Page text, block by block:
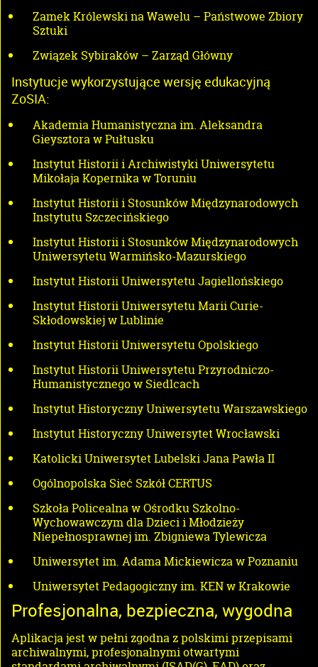
Zamek Królewski na Wawelu – Państwowe Zbiory
Sztuki
Związek Sybiraków – Zarząd Główny
Instytucje wykorzystujące wersję edukacyjną
ZoSIA:
Akademia Humanistyczna im. Aleksandra
Gieysztora w Pułtusku
Instytut Historii i Archiwistyki Uniwersytetu
Mikołaja Kopernika w Toruniu
Instytut Historii i Stosunków Międzynarodowych
Instytutu Szczecińskiego
Instytut Historii i Stosunków Międzynarodowych
Uniwersytetu Warmińsko-Mazurskiego
Instytut Historii Uniwersytetu Jagiellońskiego
Instytut Historii Uniwersytetu Marii Curie-
Skłodowskiej w Lublinie
Instytut Historii Uniwersytetu Opolskiego
Instytut Historii Uniwersytetu Przyrodniczo-
Humanistycznego w Siedlcach
Instytut Historyczny Uniwersytetu Warszawskiego
Instytut Historyczny Uniwersytet Wrocławski
Katolicki Uniwersytet Lubelski Jana Pawła II
Ogólnopolska Sieć Szkół CERTUS
Szkoła Policealna w Ośrodku Szkolno-
Wychowawczym dla Dzieci i Młodzieży
Niepełnosprawnej im. Zbigniewa Tylewicza
Uniwersytet im. Adama Mickiewicza w Poznaniu
Uniwersytet Pedagogiczny im. KEN w Krakowie
Profesjonalna, bezpieczna, wygodna
Aplikacja jest w pełni zgodna z polskimi przepisami
archiwalnymi, profesjonalnymi otwartymi